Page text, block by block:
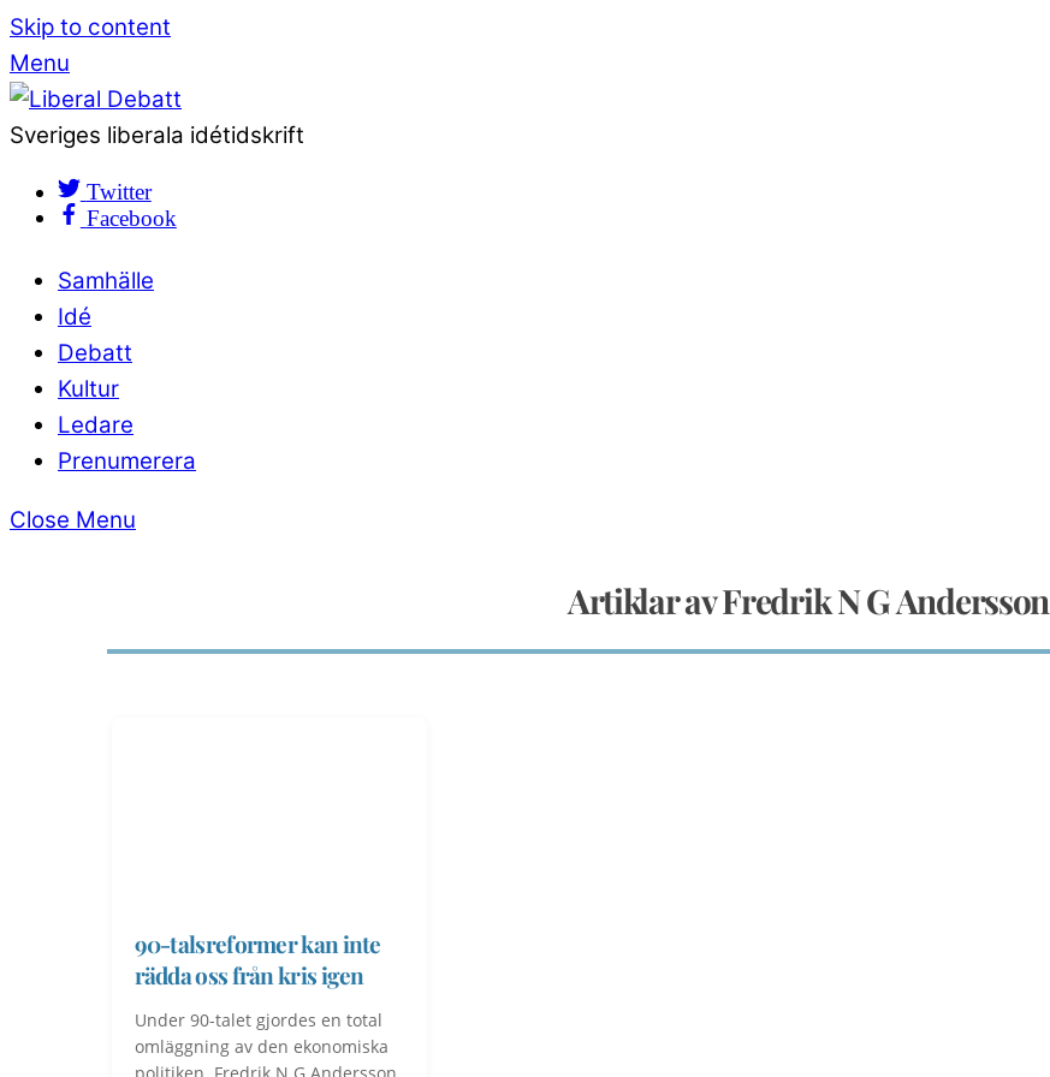
Skip to content
Menu
Sveriges liberala idétidskrift
Twitter
Facebook
Samhälle
Idé
Debatt
Kultur
Ledare
Prenumerera
Close Menu
Artiklar av Fredrik N G Andersson
90-talsreformer kan inte
rädda oss från kris igen
Under 90-talet gjordes en total
omläggning av den ekonomiska